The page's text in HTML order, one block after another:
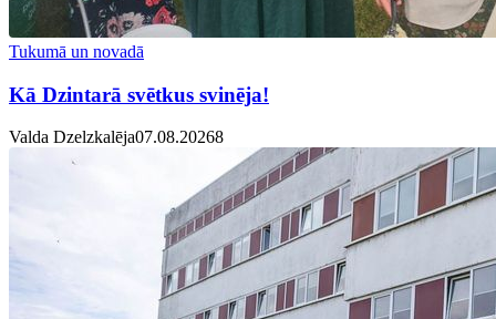
Tukumā un novadā
Kā Dzintarā svētkus svinēja!
Valda Dzelzkalēja07.08.20268